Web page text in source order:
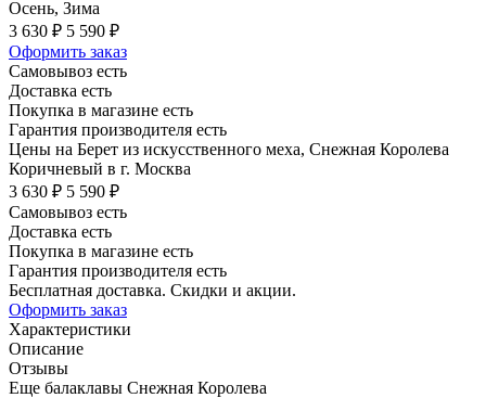
Осень, Зима
3 630 ₽ 5 590 ₽
Оформить заказ
Самовывоз есть
Доставка есть
Покупка в магазине есть
Гарантия производителя есть
Цены на Берет из искусственного меха, Снежная Королева
Коричневый в г. Москва
3 630 ₽ 5 590 ₽
Самовывоз есть
Доставка есть
Покупка в магазине есть
Гарантия производителя есть
Бесплатная доставка. Скидки и акции.
Оформить заказ
Характеристики
Описание
Отзывы
Еще балаклавы Снежная Королева